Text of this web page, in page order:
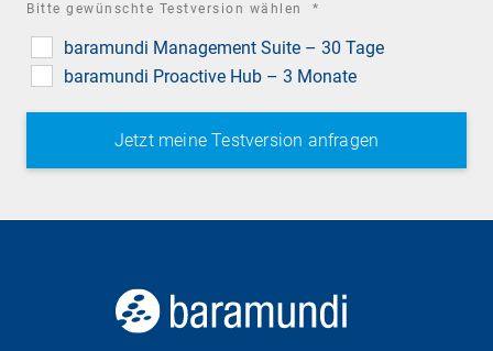
Bitte gewünschte Testversion wählen *
baramundi Management Suite – 30 Tage
baramundi Proactive Hub – 3 Monate